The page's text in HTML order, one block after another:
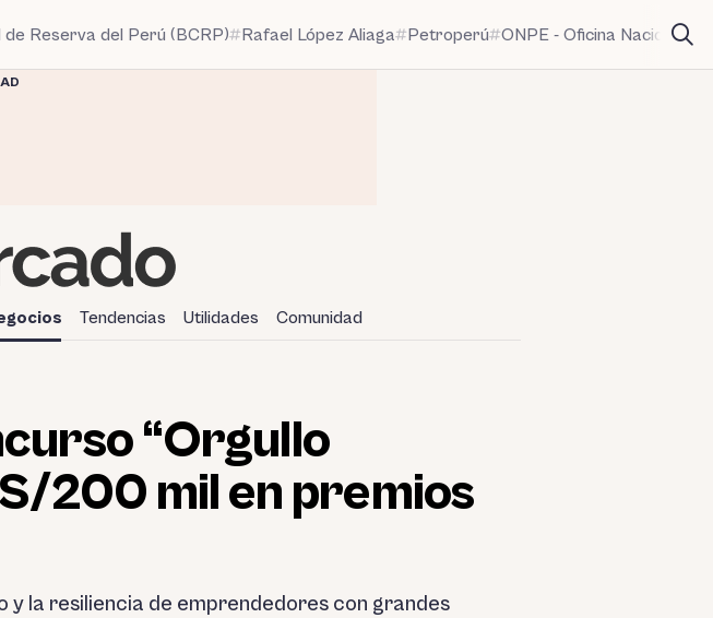
Reserva del Perú (BCRP) Rafael López Aliaga Petroperú ONPE - Oficina Nacional
Tendencias Utilidades Comunidad
“Orgullo
200 mil en premios
y la resiliencia de emprendedores con grandes